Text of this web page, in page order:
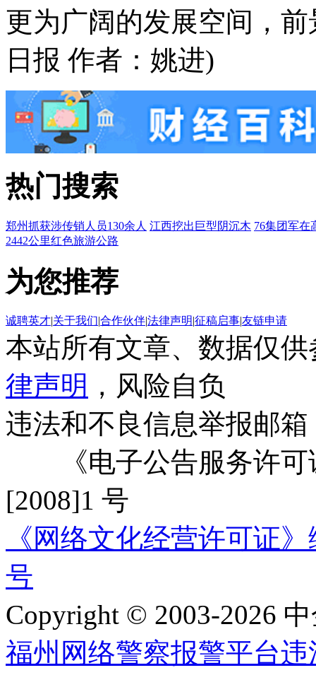
更为广阔的发展空间，
日报 作者：姚进)
热门搜索
郑州抓获涉传销人员130余人 江西挖出巨型阴沉木 76集团军在
2442公里红色旅游公路
为您推荐
诚聘英才|关于我们|合作伙伴|法律声明|征稿启事|友链申请
本站所有文章、数据仅
律声明 ，风险自负
违法和不良信息举报邮箱
《电子公告服务许可
[2008]1 号
《网络文化经营许可证
号
Copyright © 2003-2026
福州网络警察报警平台违